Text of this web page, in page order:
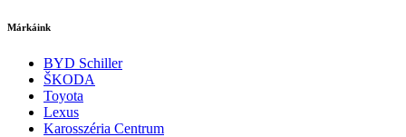
Márkáink
BYD Schiller
ŠKODA
Toyota
Lexus
Karosszéria Centrum